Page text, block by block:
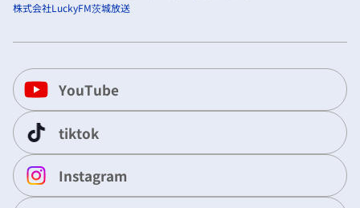
株式会社LuckyFM茨城放送
YouTube
tiktok
Instagram